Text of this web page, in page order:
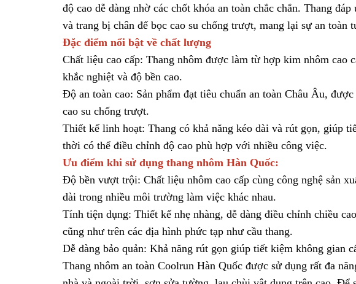
độ cao dễ dàng nhờ các chốt khóa an toàn chắc chắn. Thang đáp
và trang bị chân đế bọc cao su chống trượt, mang lại sự an toàn
Đặc điểm nổi bật về chất lượng
Chất liệu cao cấp: Thang nhôm được làm từ hợp kim nhôm cao
khắc nghiệt và độ bền cao.
Độ an toàn cao: Sản phẩm đạt tiêu chuẩn an toàn Châu Âu,
cao su chống trượt.
Thiết kế linh hoạt: Thang có khả năng kéo dài và rút gọn, giúp
thời có thể điều chỉnh độ cao phù hợp với nhiều công việc.
Ưu điểm khi sử dụng thang nhôm Hàn Quốc:
Độ bền vượt trội: Chất liệu nhôm cao cấp cùng công nghệ sản
dài trong nhiều môi trường làm việc khác nhau.
Tính tiện dụng: Thiết kế nhẹ nhàng, dễ dàng điều chỉnh chiều
cũng như trên các địa hình phức tạp như cầu thang.
Dễ dàng bảo quản: Khả năng rút gọn giúp tiết kiệm không gian
Thang nhôm an toàn Coolrun Hàn Quốc được sử dụng rất đa